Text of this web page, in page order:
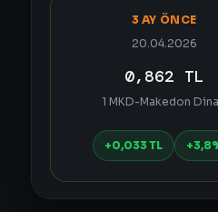
3 AY ÖNCE
20.04.2026
0,862 TL
1 MKD-Makedon
+0,033 TL